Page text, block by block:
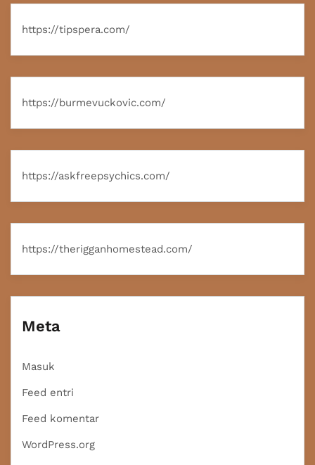
https://tipspera.com/
https://burmevuckovic.com/
https://askfreepsychics.com/
https://therigganhomestead.com/
Meta
Masuk
Feed entri
Feed komentar
WordPress.org